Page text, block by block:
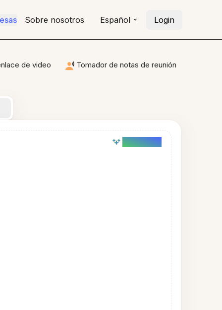
Sobre nosotros Español Login
de video Tomador de notas de reunión
AI powered